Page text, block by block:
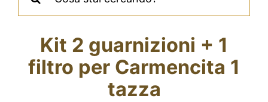
Blog
Fidelity Card
Chi siamo
per:
Kit 2 guarnizioni + 1
filtro per Carmencita 1
tazza